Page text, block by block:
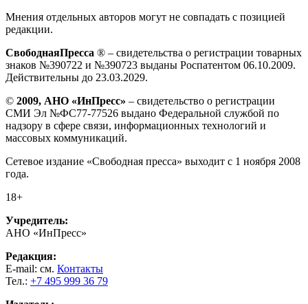
Мнения отдельных авторов могут не совпадать с позицией
редакции.
СвободнаяПресса ® – свидетельства о регистрации товарных
знаков №390722 и №390723 выданы Роспатентом 06.10.2009.
Действительны до 23.03.2029.
© 2009, АНО «ИнПресс» – свидетельство о регистрации
СМИ Эл №ФС77-77526 выдано Федеральной службой по
надзору в сфере связи, информационных технологий и
массовых коммуникаций.
Сетевое издание «Свободная пресса» выходит с 1 ноября 2008
года.
18+
Учредитель:
АНО «ИнПресс»
Редакция:
E-mail: см. Контакты
Тел.: +7 495 999 36 79